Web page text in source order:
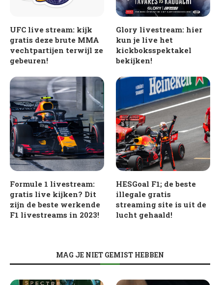
UFC live stream: kijk
gratis deze brute MMA
vechtpartijen terwijl ze
gebeuren!
Glory livestream: hier
kun je live het
kickboksspektakel
bekijken!
Formule 1 livestream:
gratis live kijken? Dit
zijn de beste werkende
F1 livestreams in 2023!
HESGoal F1; de beste
illegale gratis
streaming site is uit de
lucht gehaald!
MAG JE NIET GEMIST HEBBEN